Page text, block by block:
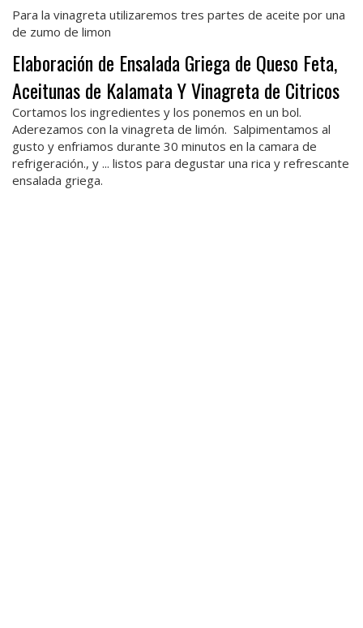
Para la vinagreta utilizaremos tres partes de aceite por una
de zumo de limon
Elaboración de Ensalada Griega de Queso Feta,
Aceitunas de Kalamata Y Vinagreta de Citricos
Cortamos los ingredientes y los ponemos en un bol.
Aderezamos con la vinagreta de limón. Salpimentamos al
gusto y enfriamos durante 30 minutos en la camara de
refrigeración., y ... listos para degustar una rica y refrescante
ensalada griega.